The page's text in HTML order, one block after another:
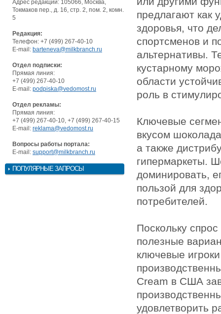
Адрес редакции: 105066, Москва,
Токмаков пер., д. 16, стр. 2, пом. 2, комн.
5
Редакция:
Телефон: +7 (499) 267-40-10
E-mail: barteneva@milkbranch.ru
Отдел подписки:
Прямая линия:
+7 (499) 267-40-10
E-mail: podpiska@vedomost.ru
Отдел рекламы:
Прямая линия:
+7 (499) 267-40-10, +7 (499) 267-40-15
E-mail: reklama@vedomost.ru
Вопросы работы портала:
E-mail: support@milkbranch.ru
ПОПУЛЯРНЫЕ ЗАПРОСЫ
предлагают как
здоровья, что
спортсменов и
альтернативы.
кустарному
области
роль в
Ключевые
вкусом
а также
гипермаркеты.
доминировать,
пользой для
потребителей.
Поскольку
полезные
ключевые
Cream в США
удовлетворить